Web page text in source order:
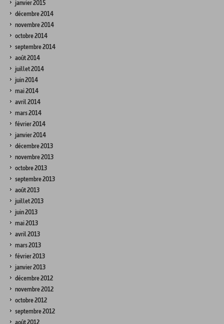
janvier 2015
décembre 2014
novembre 2014
octobre 2014
septembre 2014
août 2014
juillet 2014
juin 2014
mai 2014
avril 2014
mars 2014
février 2014
janvier 2014
décembre 2013
novembre 2013
octobre 2013
septembre 2013
août 2013
juillet 2013
juin 2013
mai 2013
avril 2013
mars 2013
février 2013
janvier 2013
décembre 2012
novembre 2012
octobre 2012
septembre 2012